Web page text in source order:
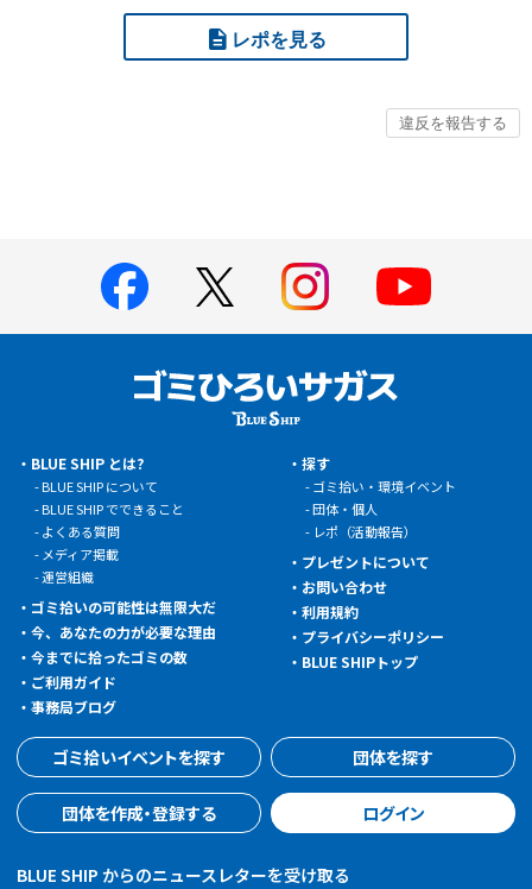
レポを見る
BLUE SHIP とは?
BLUE SHIP について
BLUE SHIP でできること
よくある質問
メディア掲載
運営組織
ゴミ拾いの可能性は無限大だ
今、あなたの力が必要な理由
今までに拾ったゴミの数
ご利用ガイド
事務局ブログ
探す
ゴミ拾い・環境イベント
団体・個人
レポ（活動報告）
プレゼントについて
お問い合わせ
利用規約
プライバシーポリシー
BLUE SHIPトップ
ゴミ拾いイベントを探す 団体を探す
団体を作成・登録する ログイン
BLUE SHIP からのニュースレターを受け取る